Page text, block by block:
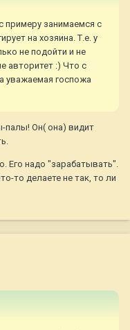
примеру занимаемся с
на хозяина. Т.е. у
не подойти и не
авторитет :) Что с
уважаемая госпожа
палы! Он( она) видит
Его надо "зарабатывать".
то делаете не так, то ли